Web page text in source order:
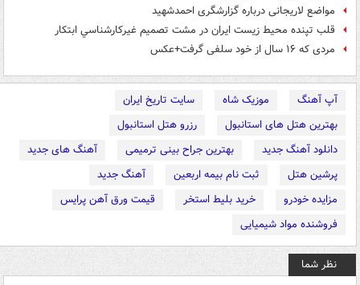
مواضع لاریجانی درباره گزارشگری احمدشهید
قلب تپنده محيط زيست ايران در مشت تصميم غير‌كارشناسي ابتكار
مردی که ۱۶ سال از خود سلفی گرفت+عکس
آپ آهنگ موزیک شاه
سایت تاریخ ایران
بهترین هتل های استانبول
رزرو هتل استانبول
دانلود آهنگ جدید
بهترین جراح بینی ترمیمی
آهنگ های جدید
پرشین هتل
ثبت نام بیمه اربعین
آهنگ جدید
مزایده خودرو
خرید بلیط استخر
قیمت ورق آهن پرایس
فروشنده مواد شیمیایی
نظر شما